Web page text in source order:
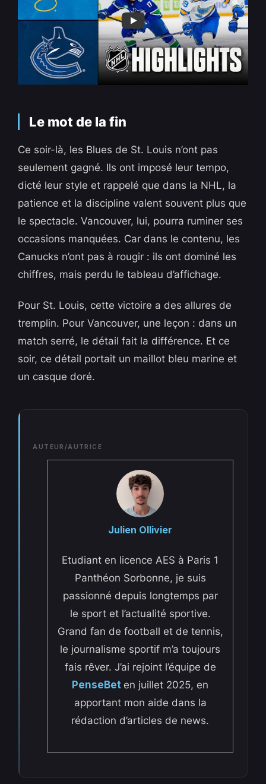
Le mot de la fin
Ce soir-là, les Blues de St. Louis n’ont pas
seulement gagné. Ils ont imposé leur tempo,
dicté leur style et rappelé que dans la NHL, la
patience et la discipline valent souvent plus que
le spectacle. Vancouver, lui, pourra ruminer ses
occasions manquées. Car dans le contenu, les
Canucks n’ont pas à rougir : ils ont dominé les
chiffres, mais perdu le tableau d’affichage.
Pour St. Louis, cette victoire a des allures de
tremplin. Pour Vancouver, une leçon : dans un
match serré, le détail fait la différence. Et ce
soir, ce détail portait un maillot bleu marine et
un casque doré.
AUTEUR/AUTRICE
Julien Ollivier
Etudiant en licence AES à Paris 1
Panthéon Sorbonne, je suis
passionné depuis longtemps par
le sport et l’actualité sportive.
Grand fan de football et de tennis,
le journalisme sportif m’a toujours
fais rêver. J’ai rejoint l’équipe de
PenseBet en juillet 2025, en
apportant mon aide dans la
rédaction d’articles de news.